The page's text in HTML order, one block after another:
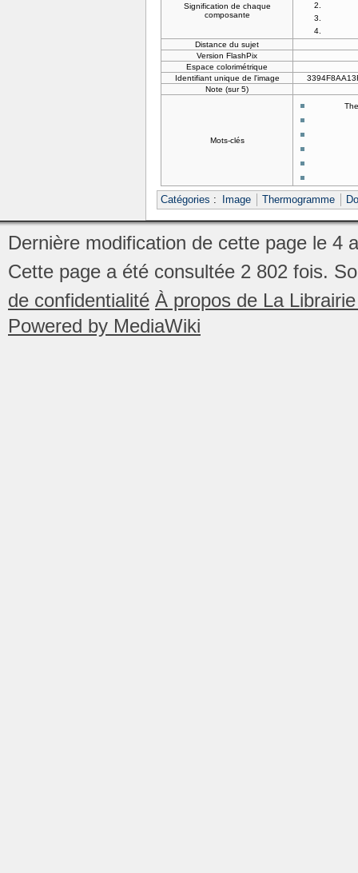
Signification de chaque
composante
Distance du sujet
Version FlashPix
Espace colorimétrique
Identifiant unique de l'image
Note (sur 5)
Mots-clés
Catégories : Image Thermogramme
Dernière modification de cette page le 4
Cette page a été consultée 2 802 fois.
de confidentialité À propos de La
Powered by MediaWiki